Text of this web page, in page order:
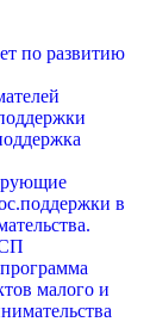
по развитию
в
малого и